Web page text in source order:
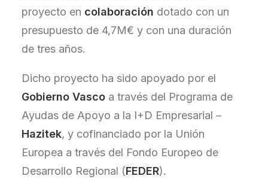
proyecto en colaboración dotado con un
presupuesto de 4,7M€ y con una duración
de tres años.
Dicho proyecto ha sido apoyado por el
Gobierno Vasco a través del Programa de
Ayudas de Apoyo a la I+D Empresarial –
Hazitek, y cofinanciado por la Unión
Europea a través del Fondo Europeo de
Desarrollo Regional (FEDER).